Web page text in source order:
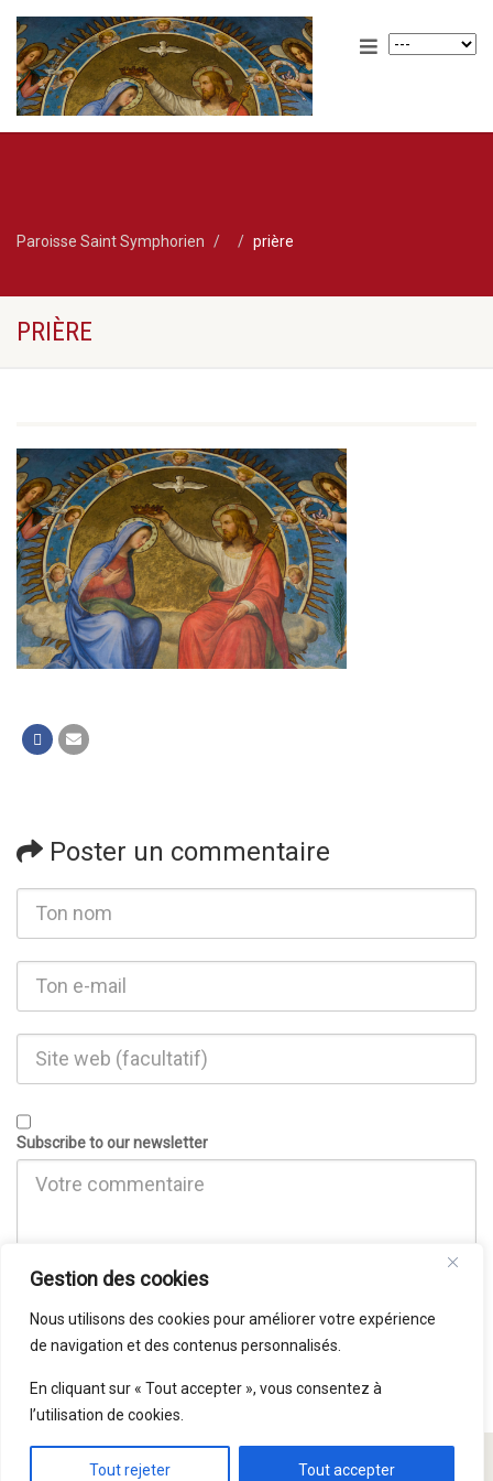
Gestion des cookies
Nous utilisons des cookies pour améliorer votre expérience
de navigation et des contenus personnalisés.
En cliquant sur « Tout accepter », vous consentez à
l’utilisation de cookies.
Tout rejeter Tout accepter
Paroisse Saint Symphorien prière
PRIÈRE
Poster un commentaire
Subscribe to our newsletter
© Paroisse Saint Symphorien 2015 - 2026